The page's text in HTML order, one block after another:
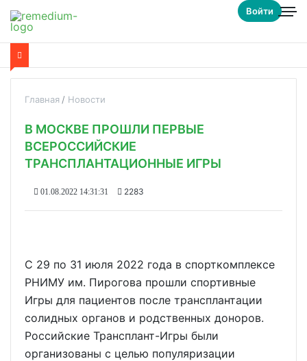
Войти
Главная Новости
В МОСКВЕ ПРОШЛИ ПЕРВЫЕ
ВСЕРОССИЙСКИЕ
ТРАНСПЛАНТАЦИОННЫЕ ИГРЫ
01.08.2022 14:31:31 2283
С 29 по 31 июля 2022 года в спорткомплексе
РНИМУ им. Пирогова прошли спортивные
Игры для пациентов после трансплантации
солидных органов и родственных доноров.
Российские Трансплант-Игры были
организованы с целью популяризации